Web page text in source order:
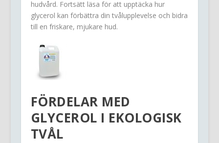
hudvård. Fortsätt läsa för att upptäcka hur
glycerol kan förbättra din tvålupplevelse och bidra
till en friskare, mjukare hud.
FÖRDELAR MED
GLYCEROL I EKOLOGISK
TVÅL